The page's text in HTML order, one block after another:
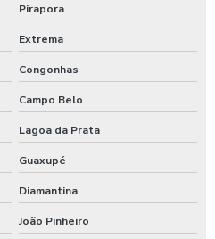
de veiculos
de carros
de pneus
Pirapora
Extrema
Congonhas
Campo Belo
Lagoa da Prata
Guaxupé
Diamantina
João Pinheiro